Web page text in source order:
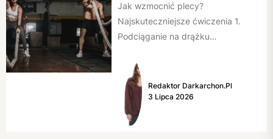
Jak wzmocnić plecy?
Najskuteczniejsze ćwiczenia 1.
Podciąganie na drążku
najskuteczniejszych ćwiczeń
wzmacniających plecy. Statystyki
pokazują, że...
Redaktor Darkarchon.pl
3 Lipca 2026